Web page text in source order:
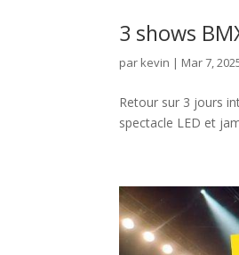
3 shows
par kevin | Mar 7,
Retour sur 3 jours
spectacle LED et